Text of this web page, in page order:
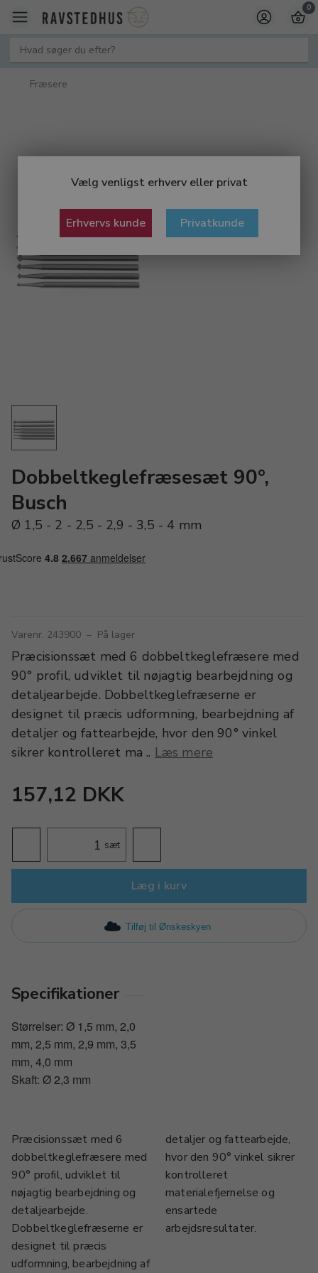
Vælg venligst erhverv eller privat
Erhvervs kunde Privatkunde
0
Fræsere
Dobbeltkeglefræsesæt 90°,
Busch
Ø 1,5 - 2 - 2,5 - 2,9 - 3,5 - 4 mm
Varenr. 243900 – På lager
Præcisionssæt med 6 dobbeltkeglefræsere med
90° profil, udviklet til nøjagtig bearbejdning og
detaljearbejde. Dobbeltkeglefræserne er
designet til præcis udformning, bearbejdning af
detaljer og fattearbejde, hvor den 90° vinkel
sikrer kontrolleret ma .. Læs mere
157,12 DKK
sæt
Læg i kurv
Tilføj til Ønskeskyen
Specifikationer
Størrelser: Ø 1,5 mm, 2,0
mm, 2,5 mm, 2,9 mm, 3,5
mm, 4,0 mm
Skaft: Ø 2,3 mm
Præcisionssæt med 6
dobbeltkeglefræsere med
90° profil, udviklet til
nøjagtig bearbejdning og
detaljearbejde.
Dobbeltkeglefræserne er
designet til præcis
udformning, bearbejdning af
detaljer og fattearbejde,
hvor den 90° vinkel sikrer
kontrolleret
materialefjernelse og
ensartede
arbejdsresultater.